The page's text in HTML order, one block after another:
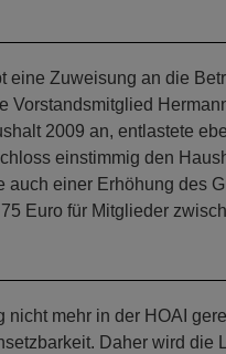
eine Zuweisung an die
Vorstandsmitglied
2009 an, entlastete
einstimmig den
einer Erhöhung des
Euro für Mitglieder
mehr in der HOAI
Daher wird die